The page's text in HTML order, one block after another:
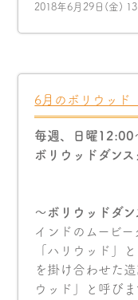
2018年6月29日(金)
6月のボリウッド
毎週、日曜12:00
ボリウッドダン
〜ボリウッドダン
インドのムービー
「ハリウッド」
を掛け合わせた
ウッド」と呼びま